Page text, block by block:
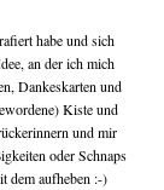
habe und sich
an der ich mich
Dankeskarten und
Kiste und
und mir
oder Schnaps
dem aufheben :-)